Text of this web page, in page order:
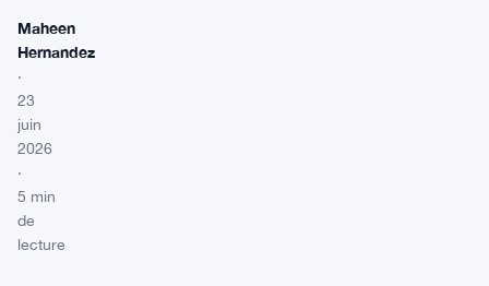
Maheen
Hernandez
·
23
juin
2026
·
5 min
de
lecture